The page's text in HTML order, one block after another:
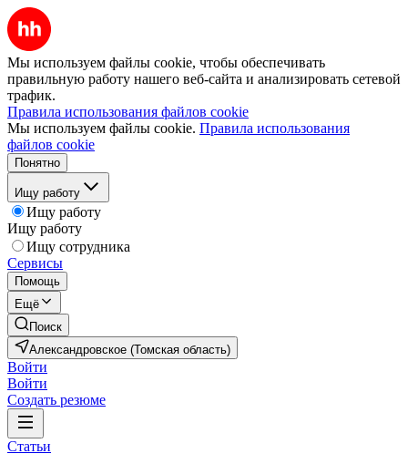
Мы используем файлы cookie, чтобы обеспечивать
правильную работу нашего веб-сайта и анализировать сетевой
трафик.
Правила использования файлов cookie
Мы используем файлы cookie. Правила использования
файлов cookie
Понятно
Ищу работу
Ищу работу
Ищу работу
Ищу сотрудника
Сервисы
Помощь
Ещё
Поиск
Александровское (Томская область)
Войти
Войти
Создать резюме
Статьи